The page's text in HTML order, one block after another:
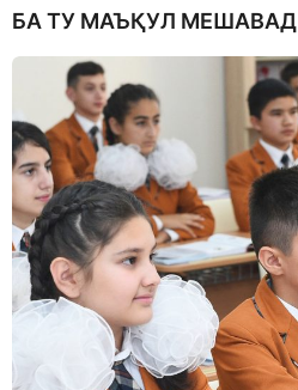
БА ТУ МАЪҚУЛ МЕШАВАД